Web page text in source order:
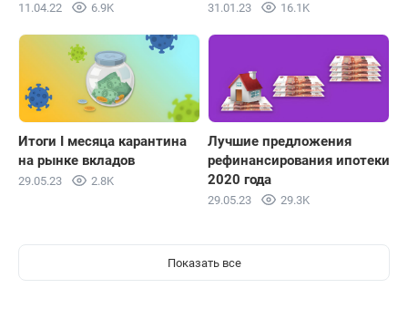
11.04.22 6.9K 31.01.23 16.1K
Итоги I месяца карантина
на рынке вкладов
29.05.23 2.8K
Лучшие предложения
рефинансирования ипотеки
2020 года
29.05.23 29.3K
Показать все